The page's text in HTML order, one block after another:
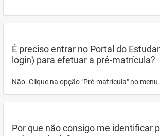
É preciso entrar no Portal do
login) para efetuar a pré-matrícula?
Não. Clique na opção "Pré-matrícula" no menu
Por que não consigo me identificar